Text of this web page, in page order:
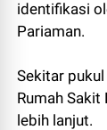
identifikasi
Pariaman.
Sekitar
Rumah
lebih lanjut.